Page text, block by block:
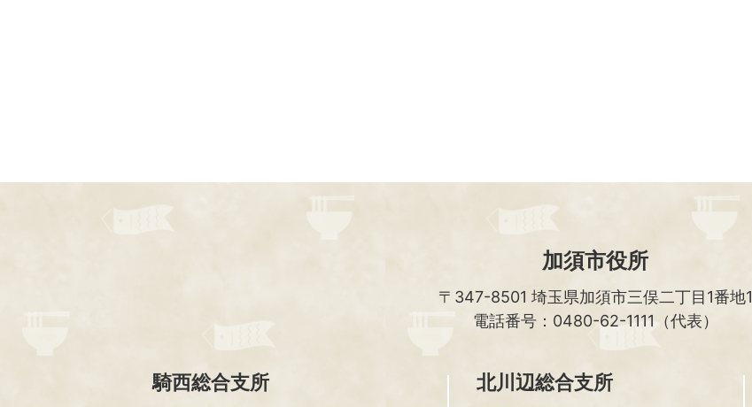
加須市役所
〒347-8501 埼玉県加須市三俣二丁目1番地1
電話番号：0480-62-1111（代表）
騎西総合支所 北川辺総合支所